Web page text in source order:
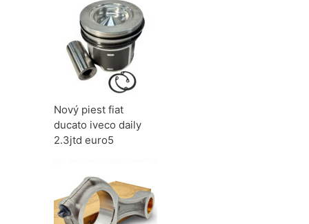
Nový piest fiat
ducato iveco daily
2.3jtd euro5